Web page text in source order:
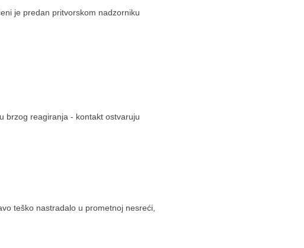
je predan pritvorskom nadzorniku
brzog reagiranja - kontakt ostvaruju
teško nastradalo u prometnoj nesreći,